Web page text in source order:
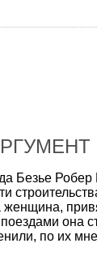
Безье
она
по их